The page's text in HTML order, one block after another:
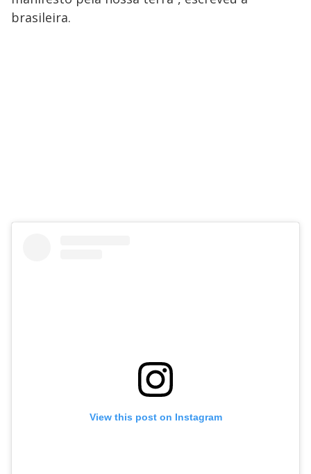
brasileira.
View this post on Instagram